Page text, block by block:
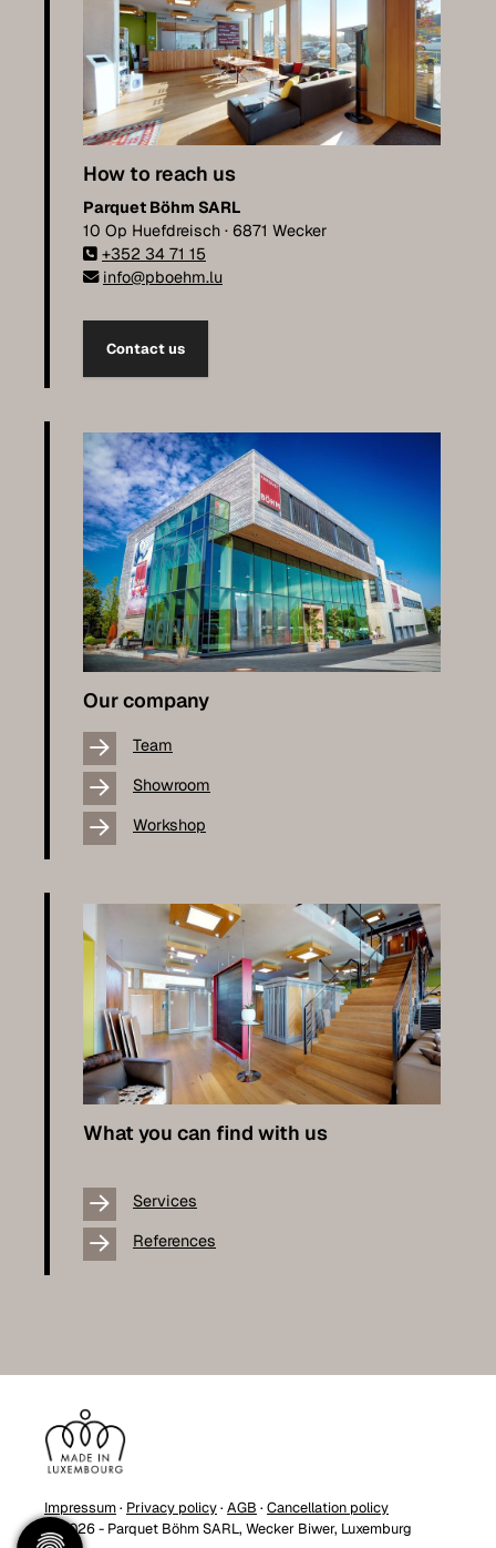
How to reach us
Parquet Böhm SARL
10 Op Huefdreisch · 6871 Wecker
+352 34 71 15
info@pboehm.lu
Contact us
Our company
Team
Showroom
Workshop
What you can find with us
Services
References
Impressum· Privacy policy· AGB · Cancellation policy
© 2026 - Parquet Böhm SARL, Wecker Biwer, Luxemburg